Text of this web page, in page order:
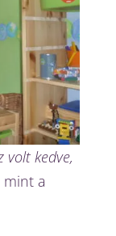
volt kedve,
mint a